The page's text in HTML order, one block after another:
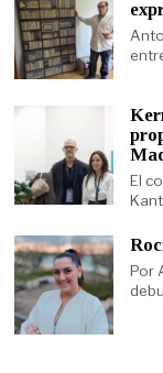
El
Por